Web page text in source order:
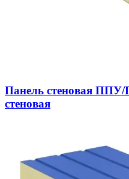
Панель стеновая
стеновая